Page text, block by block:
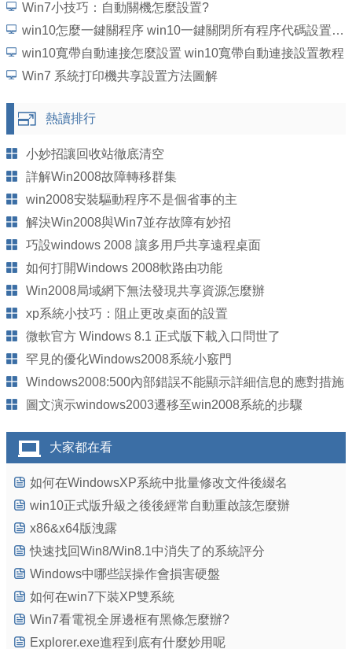
Win7小技巧：自動關機怎麼設置?
win10怎麼一鍵關程序 win10一鍵關閉所有程序代碼設置教程
win10寬帶自動連接怎麼設置 win10寬帶自動連接設置教程
Win7 系統打印機共享設置方法圖解
熱讀排行
小妙招讓回收站徹底清空
詳解Win2008故障轉移群集
win2008安裝驅動程序不是個省事的主
解決Win2008與Win7並存故障有妙招
巧設windows 2008 讓多用戶共享遠程桌面
如何打開Windows 2008軟路由功能
Win2008局域網下無法發現共享資源怎麼辦
xp系統小技巧：阻止更改桌面的設置
微軟官方 Windows 8.1 正式版下載入口問世了
罕見的優化Windows2008系統小竅門
Windows2008:500內部錯誤不能顯示詳細信息的應對措施
圖文演示windows2003遷移至win2008系統的步驟
大家都在看
如何在WindowsXP系統中批量修改文件後綴名
win10正式版升級之後後經常自動重啟該怎麼辦
x86&x64版洩露
快速找回Win8/Win8.1中消失了的系統評分
Windows中哪些誤操作會損害硬盤
如何在win7下裝XP雙系統
Win7看電視全屏邊框有黑條怎麼辦?
Explorer.exe進程到底有什麼妙用呢